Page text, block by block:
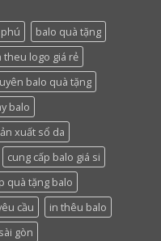
balo quà tặng
theu logo giá rẻ
balo quà tặng
balo
xuất sổ da
cung cấp balo giá si
quà tặng balo
cầu
in thêu balo
gòn